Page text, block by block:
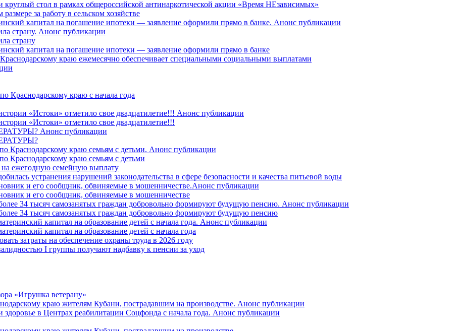
стол в рамках общероссийской антинаркотической акции «Время НЕзависимых»
за работу в сельском хозяйстве
капитал на погашение ипотеки — заявление оформили прямо в банке. Анонс публикации
страну. Анонс публикации
страну
капитал на погашение ипотеки — заявление оформили прямо в банке
краю ежемесячно обеспечивает специальными социальными выплатами
Краснодарскому краю с начала года
«Истоки» отметило свое двадцатилетие!!! Анонс публикации
«Истоки» отметило свое двадцатилетие!!!
Анонс публикации
Краснодарскому краю семьям с детьми. Анонс публикации
Краснодарскому краю семьям с детьми
на ежегодную семейную выплату
устранения нарушений законодательства в сфере безопасности и качества питьевой воды
и его сообщник, обвиняемые в мошенничестве.Анонс публикации
и его сообщник, обвиняемые в мошенничестве
34 тысяч самозанятых граждан добровольно формируют будущую пенсию. Анонс публикации
34 тысяч самозанятых граждан добровольно формируют будущую пенсию
капитал на образование детей с начала года. Анонс публикации
капитал на образование детей с начала года
затраты на обеспечение охраны труда в 2026 году
I группы получают надбавку к пенсии за уход
«Игрушка ветерану»
краю жителям Кубани, пострадавшим на производстве. Анонс публикации
здоровье в Центрах реабилитации Соцфонда с начала года. Анонс публикации